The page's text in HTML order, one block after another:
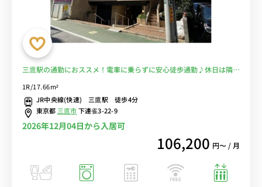
三鷹駅の通勤におススメ！電車に乗らずに安心徒歩通勤♪休日は隣の
1R/17.66m²
JR中央線(快速) 三鷹駅 徒歩4分
東京都 三鷹市下連雀3-22-9
2026年12月04日から入居可
106,200 円〜 / 月